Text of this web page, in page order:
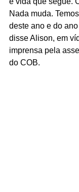
Nada muda.
deste ano e do
disse Alison, em
imprensa pela
do COB.